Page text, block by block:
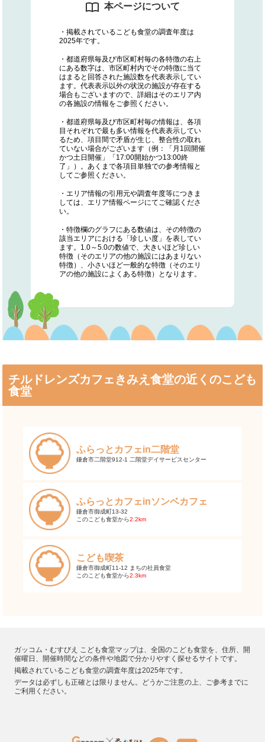
本ページについて
・掲載されているこども食堂の調査年度は
2025年です。
・都道府県毎及び市区町村毎の各特徴の右上
にある数字は、市区町村内でその特徴に当て
はまると回答された施設数を代表表示してい
ます。代表表示以外の状況の施設が存在する
場合もございますので、詳細はそのエリア内
の各施設の情報をご参照ください。
・都道府県毎及び市区町村毎の情報は、各項
目それぞれで最も多い情報を代表表示してい
るため、項目間で矛盾が生じ、整合性の取れ
ていない場合がございます（例：「月1回開催
かつ土日開催」「17:00開始かつ13:00終
了」）。あくまで各項目単独での参考情報と
してご参照ください。
・エリア情報の引用元や調査年度等につきま
しては、エリア情報ページにてご確認くださ
い。
・特徴欄のグラフにある数値は、その特徴の
該当エリアにおける「珍しい度」を表してい
ます。1.0～5.0の数値で、大きいほど珍しい
特徴（そのエリアの他の施設にはあまりない
特徴）、小さいほど一般的な特徴（そのエリ
アの他の施設によくある特徴）となります。
チルドレンズカフェきみえ食堂の近くのこども
食堂
ふらっとカフェin二階堂
鎌倉市二階堂912-1 二階堂デイサービスセンター
ふらっとカフェinソンベカフェ
鎌倉市御成町13-32
このこども食堂から2.2km
こども喫茶
鎌倉市御成町11-12 まちの社員食堂
このこども食堂から2.3km
ガッコム・むすびえ こども食堂マップは、全国のこども食堂を、住所、開
催曜日、開催時間などの条件や地図で分かりやすく探せるサイトです。
掲載されているこども食堂の調査年度は2025年です。
データは必ずしも正確とは限りません。どうかご注意の上、ご参考までに
ご利用ください。